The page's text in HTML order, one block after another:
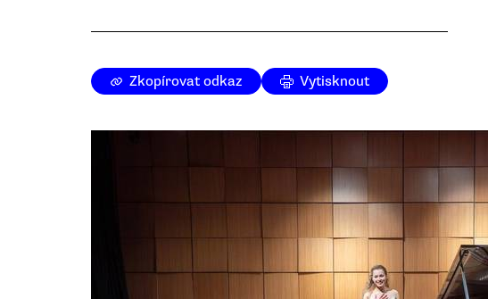
Zkopírovat odkaz Vytisknout